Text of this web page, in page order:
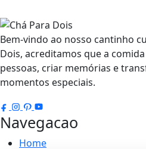
Bem-vindo ao nosso cantinho
Dois, acreditamos que a
pessoas, criar memórias e
momentos especiais.
Navegacao
Home